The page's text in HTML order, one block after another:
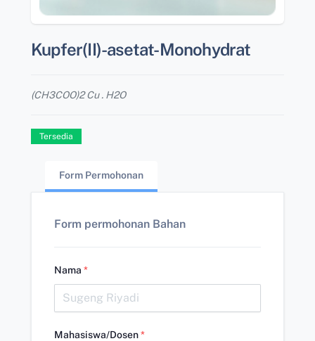
Kupfer(II)-asetat-Monohydrat
(CH3COO)2 Cu . H2O
Tersedia
Form Permohonan
Form permohonan Bahan
Nama *
Mahasiswa/Dosen*